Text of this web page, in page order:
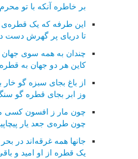
بر خاطره آنکه با تو
این طرفه که یک
تا دریای پر گهرش دست
چندان به همه سوی جهان
کاین هر دو جهان به
از باغ بجای سبزه گو خار
وز ابر بجای قطره گو سنگ
چون مار ز افسون کسی
چون طره‌ی جعد یار
جانها همه غرقه‌اند در
یک قطره از او امید و